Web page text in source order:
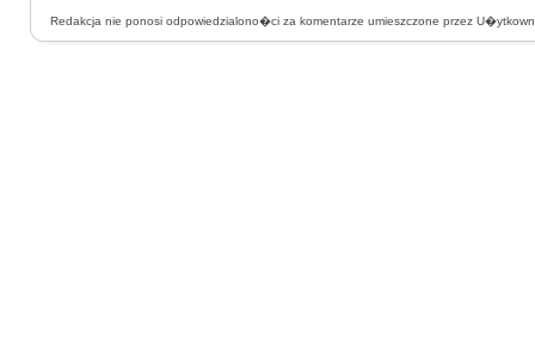
Redakcja nie ponosi odpowiedzialono�ci za komentarze umieszczone przez